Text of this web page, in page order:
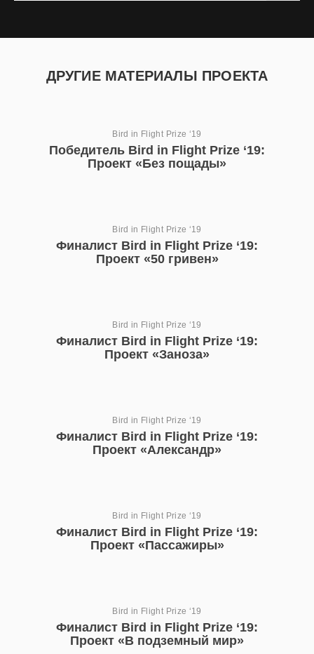
ДРУГИЕ МАТЕРИАЛЫ ПРОЕКТА
Bird in Flight Prize ‘19
Победитель Bird in Flight Prize ‘19:
Проект «Без пощады»
Bird in Flight Prize ‘19
Финалист Bird in Flight Prize ‘19:
Проект «50 гривен»
Bird in Flight Prize ‘19
Финалист Bird in Flight Prize ‘19:
Проект «Заноза»
Bird in Flight Prize ‘19
Финалист Bird in Flight Prize ‘19:
Проект «Александр»
Bird in Flight Prize ‘19
Финалист Bird in Flight Prize ‘19:
Проект «Пассажиры»
Bird in Flight Prize ‘19
Финалист Bird in Flight Prize ‘19:
Проект «В подземный мир»